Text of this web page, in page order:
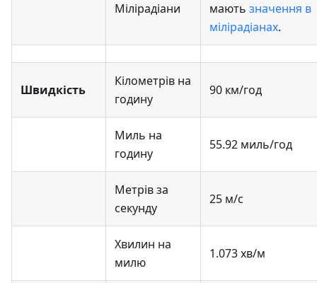
Мілірадіани
мають значення в
мілірадіанах.
Швидкість
Кілометрів на
годину
90 км/год
Миль на
годину
55.92 миль/год
Метрів за
секунду
25 м/с
Хвилин на
милю
1.073 хв/м